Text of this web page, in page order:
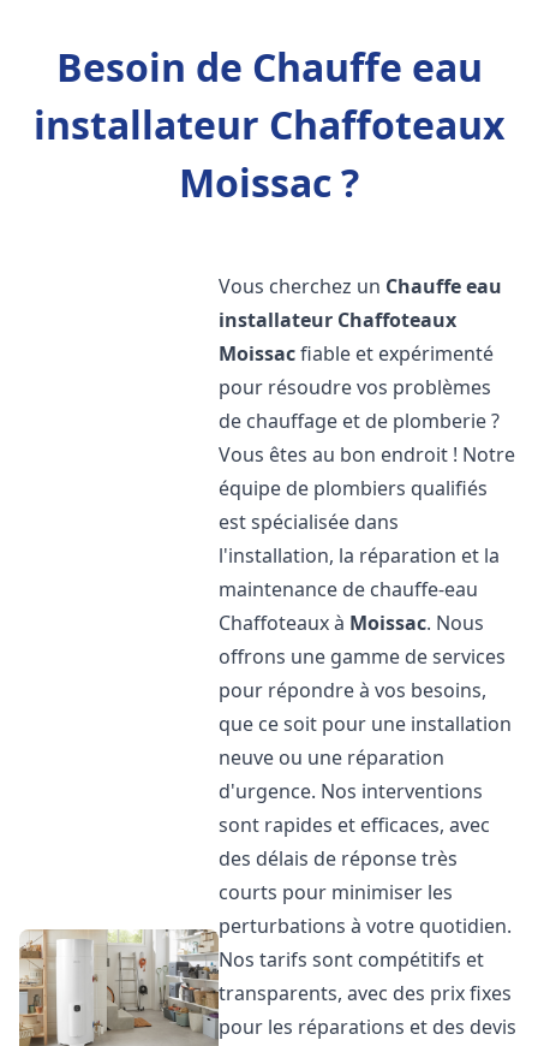
Besoin de Chauffe eau
installateur Chaffoteaux
Moissac ?
Vous cherchez un Chauffe eau
installateur Chaffoteaux
Moissacfiable et expérimenté
pour résoudre vos problèmes
de chauffage et de plomberie ?
Vous êtes au bon endroit ! Notre
équipe de plombiers qualifiés
est spécialisée dans
l'installation, la réparation et la
maintenance de chauffe-eau
Chaffoteaux à Moissac. Nous
offrons une gamme de services
pour répondre à vos besoins,
que ce soit pour une installation
neuve ou une réparation
d'urgence. Nos interventions
sont rapides et efficaces, avec
des délais de réponse très
courts pour minimiser les
perturbations à votre quotidien.
Nos tarifs sont compétitifs et
transparents, avec des prix fixes
pour les réparations et des devis